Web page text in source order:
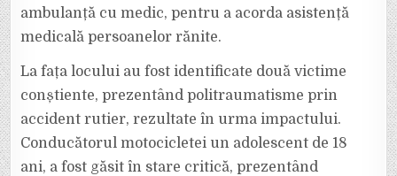
2
–
ambulanță cu medic, pentru a acorda asistență
medicală persoanelor rănite.
La fața locului au fost identificate două victime
conștiente, prezentând politraumatisme prin
accident rutier, rezultate în urma impactului.
Conducătorul motocicletei un adolescent de 18
ani, a fost găsit în stare critică, prezentând